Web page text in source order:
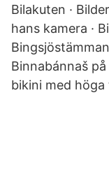
Bilakuten ·
hans kamera ·
Binnabánnaš
bikini med